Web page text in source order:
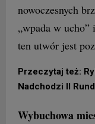
nowoczesnych
„wpada w
ten utwór jest
Przeczytaj też:
Nadchodzi II
Wybuchowa